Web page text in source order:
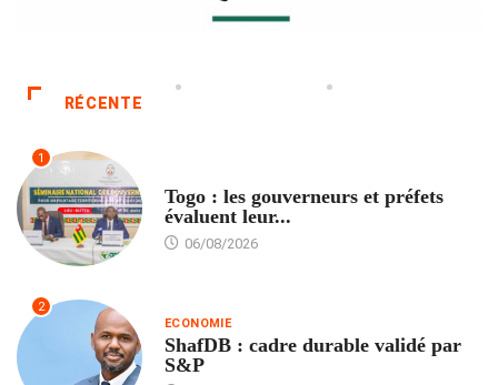
RÉCENTE
1
Togo : les gouverneurs et préfets
évaluent leur...
06/08/2026
2
ECONOMIE
ShafDB : cadre durable validé par
S&P